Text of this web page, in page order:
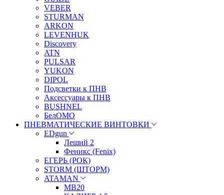
VEBER
STURMAN
ARKON
LEVENHUK
Discovery
ATN
PULSAR
YUKON
DIPOL
Подсветки к ПНВ
Аксессуары к ПНВ
BUSHNEL
БелОМО
ПНЕВМАТИЧЕСКИЕ ВИНТОВКИ
EDgun
Леший 2
Феникс (Fenix)
ЕГЕРЬ (РОК)
STORM (ШТОРМ)
ATAMAN
МВ20